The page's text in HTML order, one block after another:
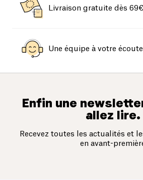
Livraison gratuite dès 69€
Une équipe à votre
Enfin une
allez lire.
Recevez toutes les actualités et
en avant-